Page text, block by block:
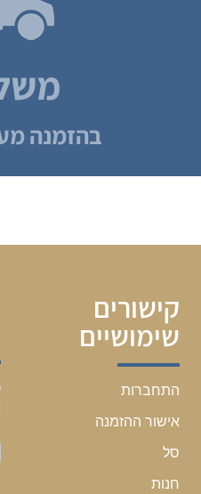
בהזמנה מעל 500 ₪ +
קישורים
שימושיים
התחברות
אישור ההזמנה
סל
חנות